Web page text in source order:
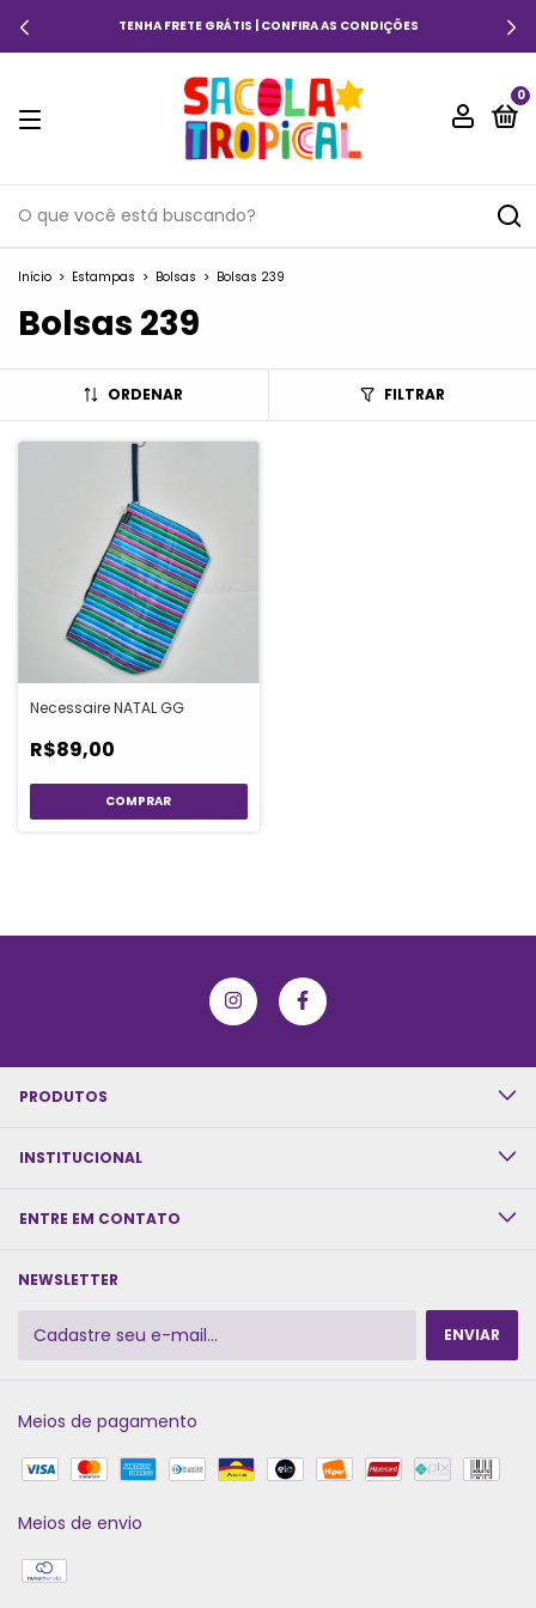
TENHA FRETE GRÁTIS | CONFIRA AS CONDIÇÕES
0
Início > Estampas > Bolsas > Bolsas 239
Bolsas 239
ORDENAR FILTRAR
Necessaire NATAL GG
R$89,00
PRODUTOS
INSTITUCIONAL
ENTRE EM CONTATO
NEWSLETTER
Meios de pagamento
Meios de envio